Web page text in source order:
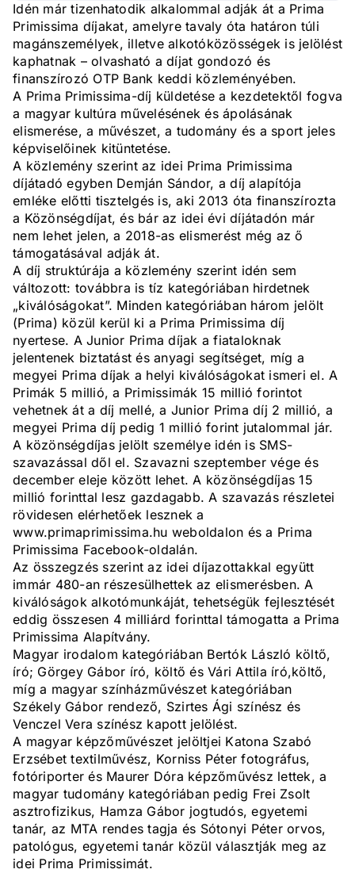
Idén már tizenhatodik alkalommal adják át a Prima
Primissima díjakat, amelyre tavaly óta határon túli
magánszemélyek, illetve alkotóközösségek is jelölést
kaphatnak – olvasható a díjat gondozó és
finanszírozó OTP Bank keddi közleményében.
A Prima Primissima-díj küldetése a kezdetektől fogva
a magyar kultúra művelésének és ápolásának
elismerése, a művészet, a tudomány és a sport jeles
képviselőinek kitüntetése.
A közlemény szerint az idei Prima Primissima
díjátadó egyben Demján Sándor, a díj alapítója
emléke előtti tisztelgés is, aki 2013 óta finanszírozta
a Közönségdíjat, és bár az idei évi díjátadón már
nem lehet jelen, a 2018-as elismerést még az ő
támogatásával adják át.
A díj struktúrája a közlemény szerint idén sem
változott: továbbra is tíz kategóriában hirdetnek
„kiválóságokat”. Minden kategóriában három jelölt
(Prima) közül kerül ki a Prima Primissima díj
nyertese. A Junior Prima díjak a fiataloknak
jelentenek biztatást és anyagi segítséget, míg a
megyei Prima díjak a helyi kiválóságokat ismeri el. A
Primák 5 millió, a Primissimák 15 millió forintot
vehetnek át a díj mellé, a Junior Prima díj 2 millió, a
megyei Prima díj pedig 1 millió forint jutalommal jár.
A közönségdíjas jelölt személye idén is SMS-
szavazással dől el. Szavazni szeptember vége és
december eleje között lehet. A közönségdíjas 15
millió forinttal lesz gazdagabb. A szavazás részletei
rövidesen elérhetőek lesznek a
www.primaprimissima.hu weboldalon és a Prima
Primissima Facebook-oldalán.
Az összegzés szerint az idei díjazottakkal együtt
immár 480-an részesülhettek az elismerésben. A
kiválóságok alkotómunkáját, tehetségük fejlesztését
eddig összesen 4 milliárd forinttal támogatta a Prima
Primissima Alapítvány.
Magyar irodalom kategóriában Bertók László költő,
író; Görgey Gábor író, költő és Vári Attila író,költő,
míg a magyar színházművészet kategóriában
Székely Gábor rendező, Szirtes Ági színész és
Venczel Vera színész kapott jelölést.
A magyar képzőművészet jelöltjei Katona Szabó
Erzsébet textilművész, Korniss Péter fotográfus,
fotóriporter és Maurer Dóra képzőművész lettek, a
magyar tudomány kategóriában pedig Frei Zsolt
asztrofizikus, Hamza Gábor jogtudós, egyetemi
tanár, az MTA rendes tagja és Sótonyi Péter orvos,
patológus, egyetemi tanár közül választják meg az
idei Prima Primissimát.